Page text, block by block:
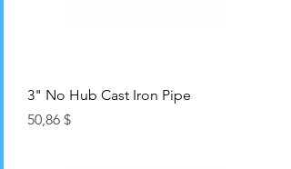
3" No Hub Cast Iron Pipe
Цена
50,86 $